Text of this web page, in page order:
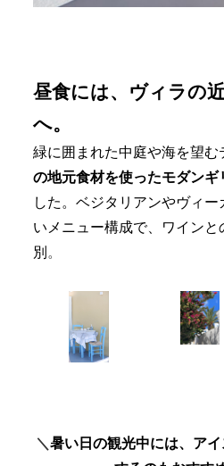
昼食には、ヴィラの
へ。
緑に囲まれた中庭や海を望む
の地元食材を使ったモダンギ
した。ベジタリアンやヴィ
いメニュー構成で、ワインと
別 。
＼暑い日の観光中には、ア